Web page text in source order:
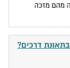
מהם מזכה
דרכים?